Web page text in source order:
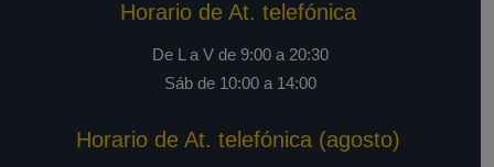
Horario de At. telefónica
De L a V de 9:00 a 20:30
Sáb de 10:00 a 14:00
Horario de At. telefónica (agosto)